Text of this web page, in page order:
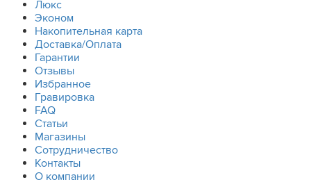
Люкс
Эконом
Накопительная карта
Доставка/Оплата
Гарантии
Отзывы
Избранное
Гравировка
FAQ
Статьи
Магазины
Сотрудничество
Контакты
О компании